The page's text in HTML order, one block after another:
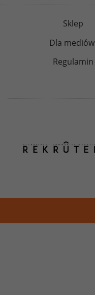
Sklep
Dla mediów
Regulamin